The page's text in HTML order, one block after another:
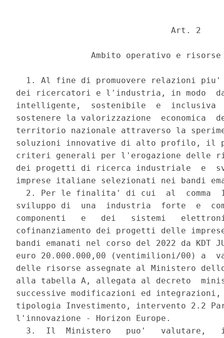
                               Art. 2
Ambito operativo e
1. Al fine di promuovere relazioni
dei ricercatori e l'industria, in modo
intelligente,  sostenibile  e  inclusiva
sostenere la valorizzazione  economica
territorio nazionale attraverso la
soluzioni innovative di alto profilo, il
criteri generali per l'erogazione delle
dei progetti di ricerca industriale  e
imprese italiane selezionati nei bandi
2. Per le finalita' di cui  al  comma
sviluppo di  una  industria  forte  e
componenti   e   dei   sistemi
cofinanziamento dei progetti delle
bandi emanati nel corso del 2022 da
euro 20.000.000,00 (ventimilioni/00) a
delle risorse assegnate al Ministero
alla tabella A, allegata al decreto
successive modificazioni ed integrazioni,
tipologia Investimento, intervento 2.2
l'innovazione - Horizon Europe.
3.  Il  Ministero   puo'   valutare,